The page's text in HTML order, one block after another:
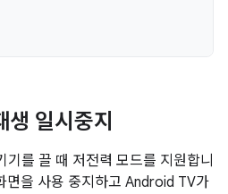
일시중지
를 끌 때 저전력 모드를 지원합니
면을 사용 중지하고 Android TV가